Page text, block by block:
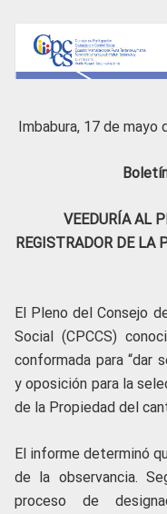
Imbabura, 17 de mayo
VEEDURÍA AL
REGISTRADOR DE LA
El Pleno del Consejo
Social (CPCCS)
conformada para “dar
y oposición para la
de la Propiedad del
El informe determinó
de la observancia.
proceso de